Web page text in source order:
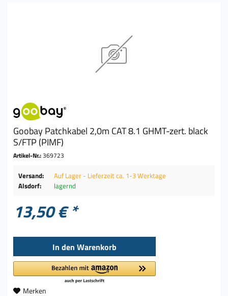
Goobay Patchkabel 2,0m CAT 8.1 GHMT-zert. black
S/FTP (PIMF)
Artikel-Nr.:369723
Versand:
Auf Lager - Lieferzeit ca. 1-3 Werktage
Alsdorf:
lagernd
13,50 € *
In den Warenkorb
Merken